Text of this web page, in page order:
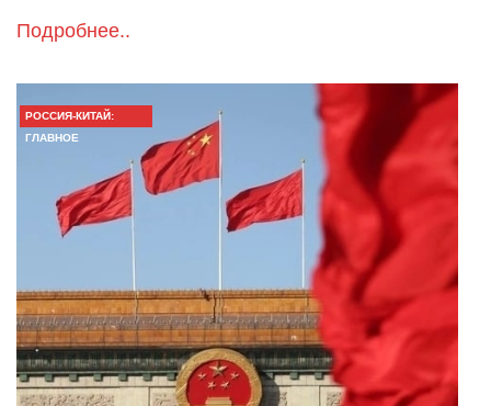
Подробнее..
РОССИЯ-КИТАЙ:
ГЛАВНОЕ